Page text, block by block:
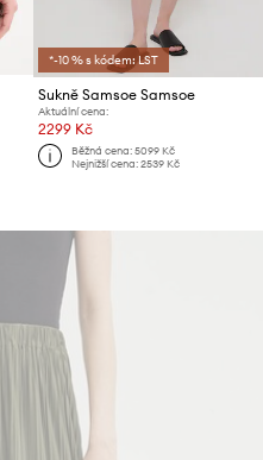
*-10 % s kódem: LST
Sukně Samsoe Samsoe
Aktuální cena:
2299 Kč
Běžná cena: 5099 Kč
Nejnižší cena: 2539 Kč